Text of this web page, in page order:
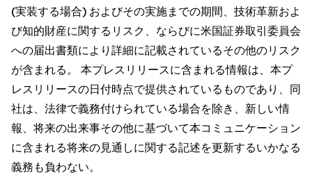
(実装する場合) およびその実施までの期間、技術革新およ
び知的財産に関するリスク、ならびに米国証券取引委員会
への届出書類により詳細に記載されているその他のリスク
が含まれる。 本プレスリリースに含まれる情報は、本プ
レスリリースの日付時点で提供されているものであり、同
社は、法律で義務付けられている場合を除き、新しい情
報、将来の出来事その他に基づいて本コミュニケーション
に含まれる将来の見通しに関する記述を更新するいかなる
義務も負わない。